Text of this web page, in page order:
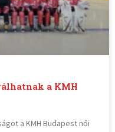
a KMH
a KMH Budapest női